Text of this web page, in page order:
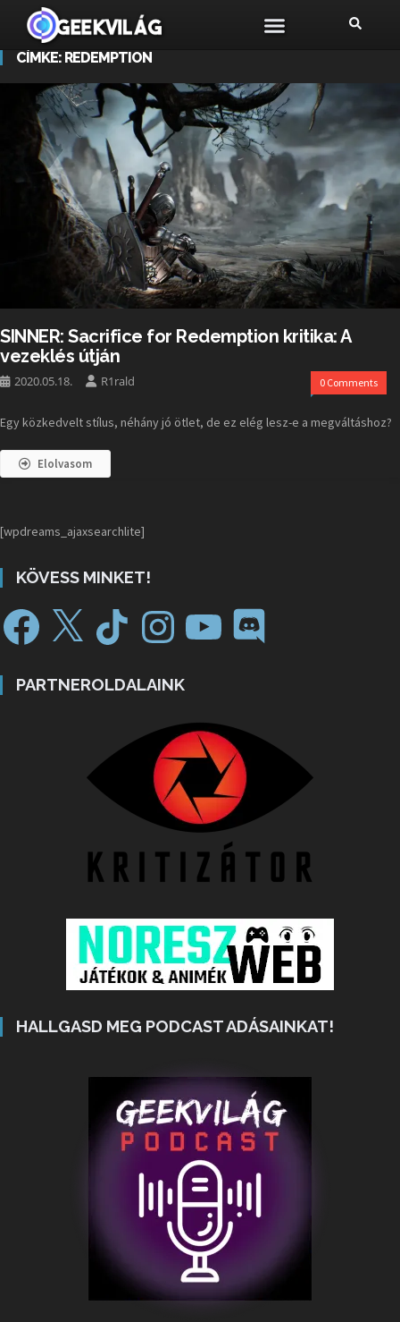
CÍMKE: REDEMPTION
SINNER: Sacrifice for Redemption kritika: A
vezeklés útján
2020.05.18. R1rald 0 Comments
Egy közkedvelt stílus, néhány jó ötlet, de ez elég lesz-e a megváltáshoz?
Elolvasom
[wpdreams_ajaxsearchlite]
KÖVESS MINKET!
PARTNEROLDALAINK
HALLGASD MEG PODCAST ADÁSAINKAT!